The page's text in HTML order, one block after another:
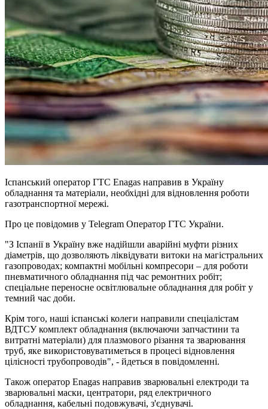
Іспанський оператор ГТС Enagas направив в Україну
обладнання та матеріали, необхідні для відновлення роботи
газотранспортної мережі.
Про це повідомив у Telegram Оператор ГТС України.
"З Іспанії в Україну вже надійшли аварійні муфти різних
діаметрів, що дозволяють ліквідувати витоки на магістральних
газопроводах; компактні мобільні компресори – для роботи
пневматичного обладнання під час ремонтних робіт;
спеціальне переносне освітлювальне обладнання для робіт у
темний час доби.
Крім того, наші іспанські колеги направили спеціалістам
ВДТСУ комплект обладнання (включаючи запчастини та
витратні матеріали) для плазмового різання та зварювання
труб, яке використовуватиметься в процесі відновлення
цілісності трубопроводів", - йдеться в повідомленні.
Також оператор Enagas направив зварювальні електроди та
зварювальні маски, центратори, ряд електричного
обладнання, кабельні подовжувачі, з'єднувачі.